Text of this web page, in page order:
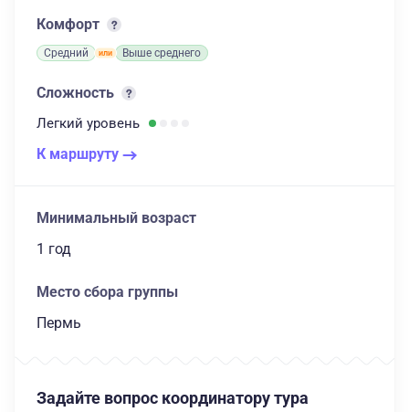
Комфорт
Средний Выше среднего
Сложность
Легкий уровень
К маршруту
Минимальный возраст
1 год
Место сбора группы
Пермь
Задайте вопрос координатору тура